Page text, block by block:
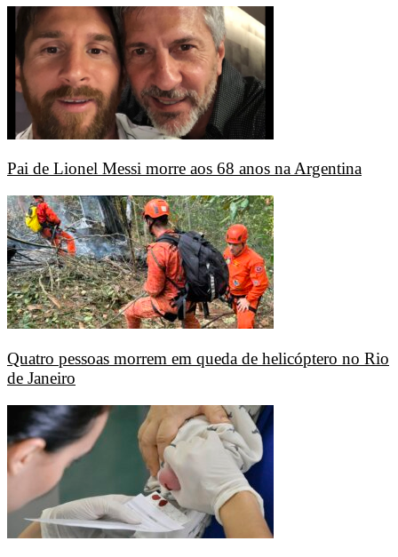
Pai de Lionel Messi morre aos 68 anos na Argentina
Quatro pessoas morrem em queda de helicóptero no Rio
de Janeiro